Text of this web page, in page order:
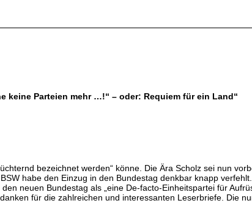
keine Parteien mehr …!“ – oder: Requiem für ein Land“
bezeichnet werden“ könne. Die Ära Scholz sei nun
habe den Einzug in den Bundestag denkbar knapp
den neuen Bundestag als „eine De-facto-Einheitspartei für
für die zahlreichen und interessanten Leserbriefe. Die